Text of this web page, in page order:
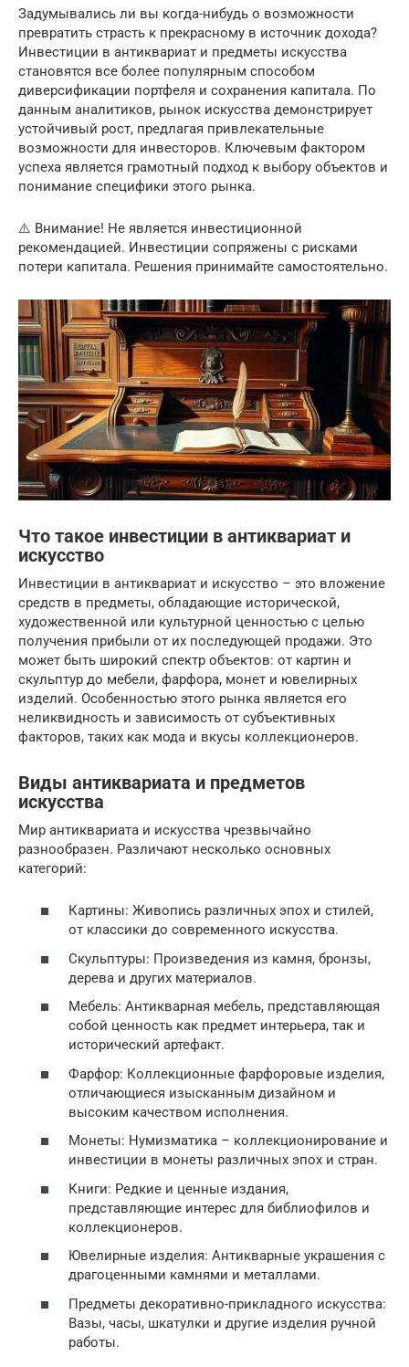
Задумывались ли вы когда-нибудь о возможности
превратить страсть к прекрасному в источник дохода?
Инвестиции в антиквариат и предметы искусства
становятся все более популярным способом
диверсификации портфеля и сохранения капитала. По
данным аналитиков, рынок искусства демонстрирует
устойчивый рост, предлагая привлекательные
возможности для инвесторов. Ключевым фактором
успеха является грамотный подход к выбору объектов и
понимание специфики этого рынка.
⚠️ Внимание! Не является инвестиционной
рекомендацией. Инвестиции сопряжены с рисками
потери капитала. Решения принимайте самостоятельно.
Что такое инвестиции в антиквариат и
искусство
Инвестиции в антиквариат и искусство – это вложение
средств в предметы, обладающие исторической,
художественной или культурной ценностью с целью
получения прибыли от их последующей продажи. Это
может быть широкий спектр объектов: от картин и
скульптур до мебели, фарфора, монет и ювелирных
изделий. Особенностью этого рынка является его
неликвидность и зависимость от субъективных
факторов, таких как мода и вкусы коллекционеров.
Виды антиквариата и предметов
искусства
Мир антиквариата и искусства чрезвычайно
разнообразен. Различают несколько основных
категорий:
Картины: Живопись различных эпох и стилей,
от классики до современного искусства.
Скульптуры: Произведения из камня, бронзы,
дерева и других материалов.
Мебель: Антикварная мебель, представляющая
собой ценность как предмет интерьера, так и
исторический артефакт.
Фарфор: Коллекционные фарфоровые изделия,
отличающиеся изысканным дизайном и
высоким качеством исполнения.
Монеты: Нумизматика – коллекционирование и
инвестиции в монеты различных эпох и стран.
Книги: Редкие и ценные издания,
представляющие интерес для библиофилов и
коллекционеров.
Ювелирные изделия: Антикварные украшения с
драгоценными камнями и металлами.
Предметы декоративно-прикладного искусства:
Вазы, часы, шкатулки и другие изделия ручной
работы.